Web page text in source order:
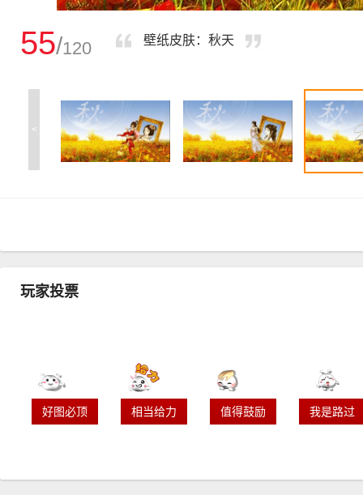
55/120 壁纸皮肤：秋天
<
玩家投票
好图必顶 相当给力 值得鼓励 我是路过